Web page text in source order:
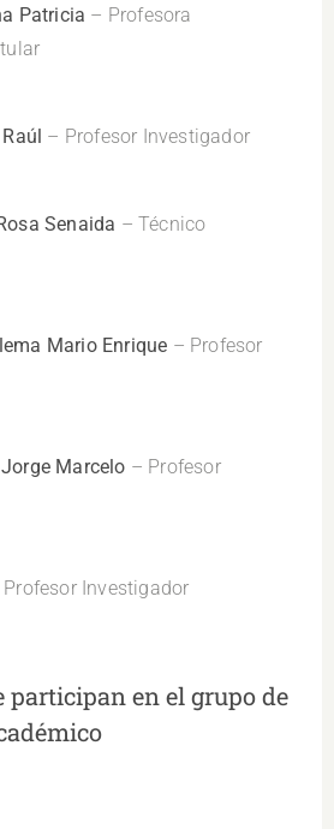
Patricia – Profesora
– Profesor Investigador
Senaida – Técnico
Mario Enrique – Profesor
Marcelo – Profesor
Profesor Investigador
participan en el grupo de